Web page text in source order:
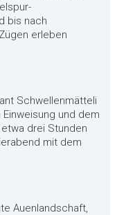
bis nach
erleben
Schwellenmätteli
und dem
drei Stunden
mit dem
Auenlandschaft,